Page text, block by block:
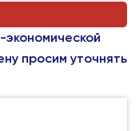
просим уточнять